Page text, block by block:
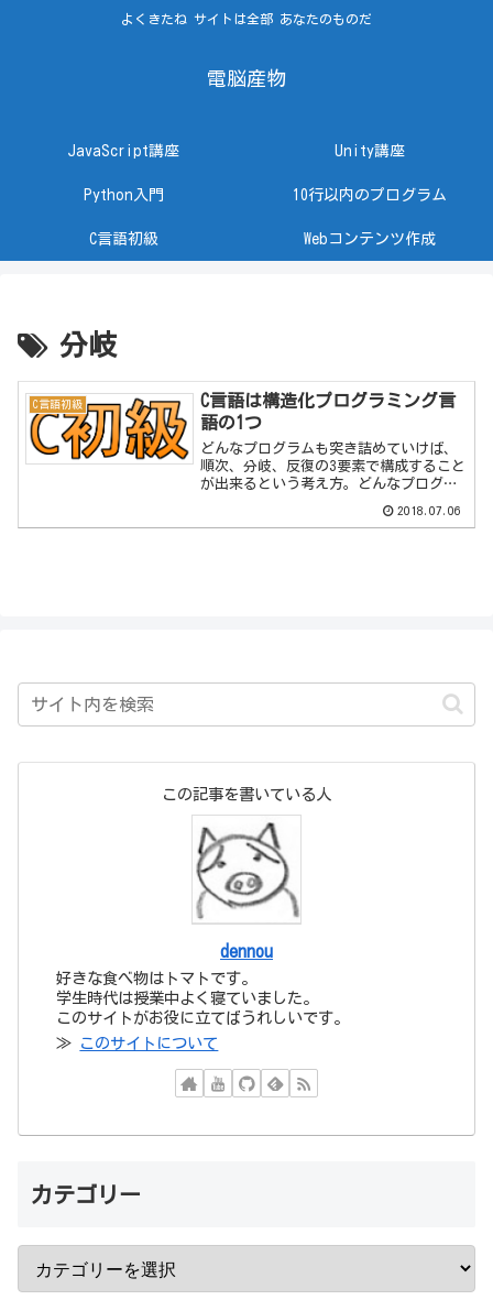
よくきたね サイトは全部 あなたのものだ
電脳産物
JavaScript講座 Unity講座
Python入門 10行以内のプログラム
C言語初級 Webコンテンツ作成
分岐
C言語初級
C言語は構造化プログラミング言
語の1つ
どんなプログラムも突き詰めていけば、
順次、分岐、反復の3要素で構成すること
が出来るという考え方。どんなプログラ
2018.07.06
この記事を書いている人
dennou
好きな食べ物はトマトです。
学生時代は授業中よく寝ていました。
このサイトがお役に立てばうれしいです。
≫ このサイトについて
カテゴリー